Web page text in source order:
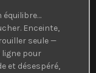
équilibre…
Enceinte,
seule —
pour
et désespéré,